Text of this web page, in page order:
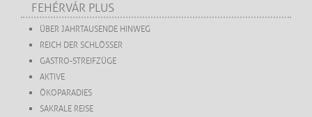
FEHÉRVÁR PLUS
ÜBER JAHRTAUSENDE HINWEG
REICH DER SCHLÖSSER
GASTRO-STREIFZÜGE
AKTIVE
ÖKOPARADIES
SAKRALE REISE